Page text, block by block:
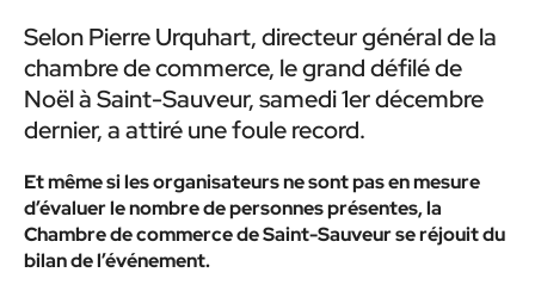
Selon Pierre Urquhart, directeur général de la
chambre de commerce, le grand défilé de
Noël à Saint-Sauveur, samedi 1er décembre
dernier, a attiré une foule record.
Et même si les organisateurs ne sont pas en mesure
d’évaluer le nombre de personnes présentes, la
Chambre de commerce de Saint-Sauveur se réjouit du
bilan de l’événement.